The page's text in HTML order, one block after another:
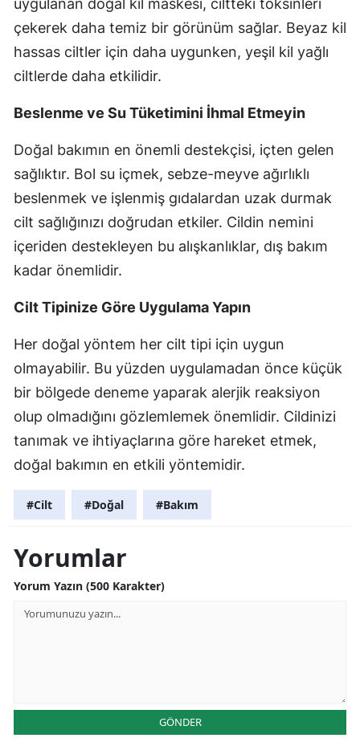
çekerek daha temiz bir görünüm sağlar. Beyaz kil
hassas ciltler için daha uygunken, yeşil kil yağlı
ciltlerde daha etkilidir.
Beslenme ve Su Tüketimini İhmal Etmeyin
Doğal bakımın en önemli destekçisi, içten gelen
sağlıktır. Bol su içmek, sebze-meyve ağırlıklı
beslenmek ve işlenmiş gıdalardan uzak durmak
cilt sağlığınızı doğrudan etkiler. Cildin nemini
içeriden destekleyen bu alışkanlıklar, dış bakım
kadar önemlidir.
Cilt Tipinize Göre Uygulama Yapın
Her doğal yöntem her cilt tipi için uygun
olmayabilir. Bu yüzden uygulamadan önce küçük
bir bölgede deneme yaparak alerjik reaksiyon
olup olmadığını gözlemlemek önemlidir. Cildinizi
tanımak ve ihtiyaçlarına göre hareket etmek,
doğal bakımın en etkili yöntemidir.
#Cilt #Doğal #Bakım
Yorumlar
Yorum Yazın (500 Karakter)
GÖNDER